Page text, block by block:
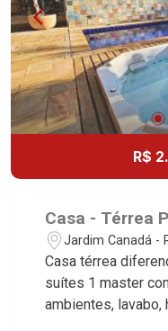
R$
Casa - Térrea
Jardim Canadá -
Casa térrea
suítes 1 master
ambientes, lavabo,